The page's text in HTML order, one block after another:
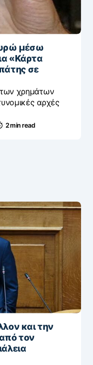
μέσω
«Κάρτα
σε
των χρημάτων
αρχές
2 min read
και την
τον